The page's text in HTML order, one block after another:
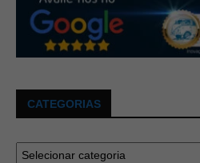
CATEGORIAS